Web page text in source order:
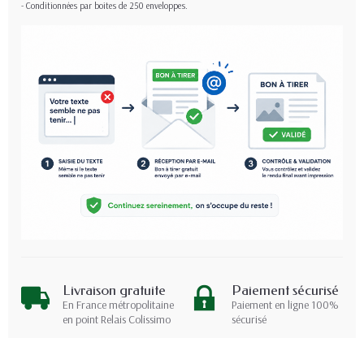
- Conditionnées par boites de 250 enveloppes.
Livraison gratuite
En France métropolitaine
en point Relais Colissimo
Paiement sécurisé
Paiement en ligne 100%
sécurisé